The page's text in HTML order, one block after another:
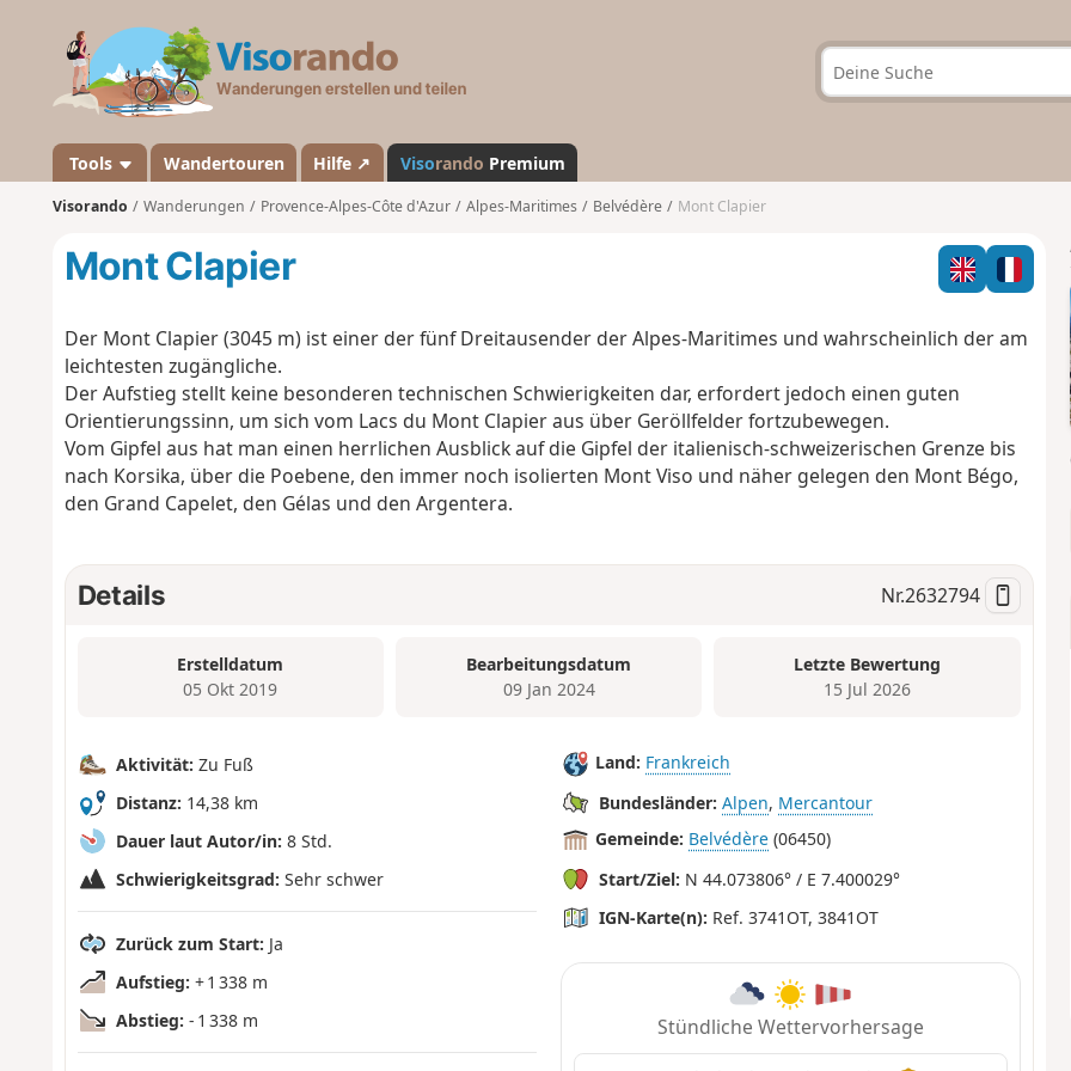
a
n
d
Tools Wandertouren Hilfe ↗ Visorando Premium
Visorando Wanderungen Provence-Alpes-Côte d'Azur Alpes-Maritimes Belvédère Mont Clapier
Mont Clapier
Der Mont Clapier (3045 m) ist einer der fünf Dreitausender der Alpes-Maritimes und wahrscheinlich der am
leichtesten zugängliche.
Der Aufstieg stellt keine besonderen technischen Schwierigkeiten dar, erfordert jedoch einen guten
Orientierungssinn, um sich vom Lacs du Mont Clapier aus über Geröllfelder fortzubewegen.
Vom Gipfel aus hat man einen herrlichen Ausblick auf die Gipfel der italienisch-schweizerischen Grenze bis
nach Korsika, über die Poebene, den immer noch isolierten Mont Viso und näher gelegen den Mont Bégo,
den Grand Capelet, den Gélas und den Argentera.
Details Nr.2632794
Erstelldatum
05 Okt 2019
Bearbeitungsdatum
09 Jan 2024
Letzte Bewertung
15 Jul 2026
Aktivität: Zu Fuß
Distanz: 14,38 km
Dauer laut Autor/in: 8 Std.
Schwierigkeitsgrad: Sehr schwer
Zurück zum Start: Ja
Aufstieg: + 1 338 m
Abstieg: - 1 338 m
Land: Frankreich
Bundesländer: Alpen, Mercantour
Gemeinde: Belvédère (06450)
Start/Ziel: N 44.073806° / E 7.400029°
IGN-Karte(n): Ref. 3741OT, 3841OT
Stündliche Wettervorhersage